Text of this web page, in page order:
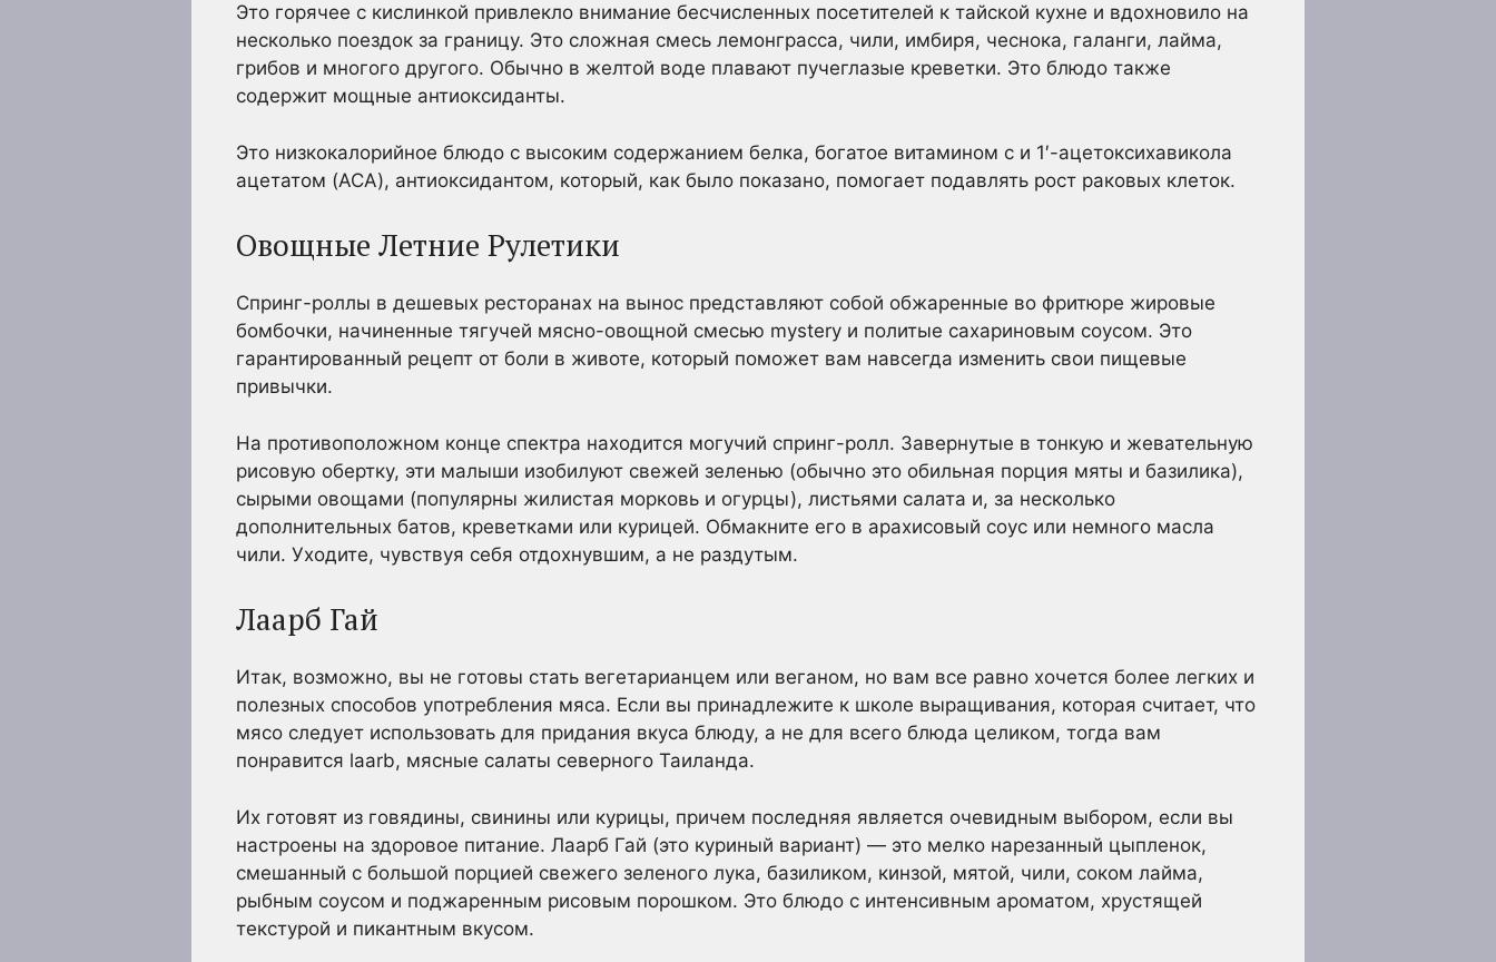
Это горячее с кислинкой привлекло внимание бесчисленных посетителей к тайской кухне и вдохновило на
несколько поездок за границу. Это сложная смесь лемонграсса, чили, имбиря, чеснока, галанги, лайма,
грибов и многого другого. Обычно в желтой воде плавают пучеглазые креветки. Это блюдо также
содержит мощные антиоксиданты.
Это низкокалорийное блюдо с высоким содержанием белка, богатое витамином с и 1′-ацетоксихавикола
ацетатом (ACA), антиоксидантом, который, как было показано, помогает подавлять рост раковых клеток.
Овощные Летние Рулетики
Спринг-роллы в дешевых ресторанах на вынос представляют собой обжаренные во фритюре жировые
бомбочки, начиненные тягучей мясно-овощной смесью mystery и политые сахариновым соусом. Это
гарантированный рецепт от боли в животе, который поможет вам навсегда изменить свои пищевые
привычки.
На противоположном конце спектра находится могучий спринг-ролл. Завернутые в тонкую и жевательную
рисовую обертку, эти малыши изобилуют свежей зеленью (обычно это обильная порция мяты и базилика),
сырыми овощами (популярны жилистая морковь и огурцы), листьями салата и, за несколько
дополнительных батов, креветками или курицей. Обмакните его в арахисовый соус или немного масла
чили. Уходите, чувствуя себя отдохнувшим, а не раздутым.
Лаарб Гай
Итак, возможно, вы не готовы стать вегетарианцем или веганом, но вам все равно хочется более легких и
полезных способов употребления мяса. Если вы принадлежите к школе выращивания, которая считает, что
мясо следует использовать для придания вкуса блюду, а не для всего блюда целиком, тогда вам
понравится laarb, мясные салаты северного Таиланда.
Их готовят из говядины, свинины или курицы, причем последняя является очевидным выбором, если вы
настроены на здоровое питание. Лаарб Гай (это куриный вариант) — это мелко нарезанный цыпленок,
смешанный с большой порцией свежего зеленого лука, базиликом, кинзой, мятой, чили, соком лайма,
рыбным соусом и поджаренным рисовым порошком. Это блюдо с интенсивным ароматом, хрустящей
текстурой и пикантным вкусом.